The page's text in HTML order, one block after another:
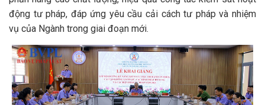
động tư pháp, đáp ứng yêu cầu cải cách tư pháp và nhiệm
vụ của Ngành trong giai đoạn mới.